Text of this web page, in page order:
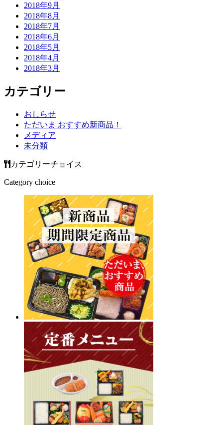
2018年9月
2018年8月
2018年7月
2018年6月
2018年5月
2018年4月
2018年3月
カテゴリー
おしらせ
ただいま おすすめ新商品！
メディア
未分類
カテゴリーチョイス
Category choice